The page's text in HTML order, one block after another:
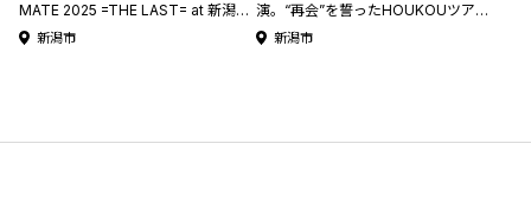
MATE 2025 =THE LAST= at 新潟
LOTS《DAY1》」2025.03.01
新潟市
演。“再会”を誓ったHOUKOUツアー
ファイナル at GOLDEN PIGS RED
新潟市